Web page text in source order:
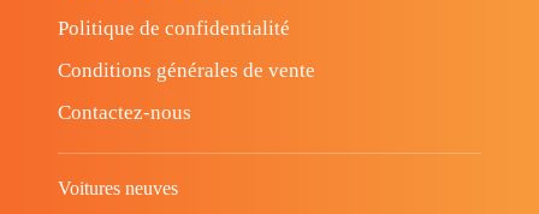
Politique de confidentialité
Conditions générales de vente
Contactez-nous
Voitures neuves